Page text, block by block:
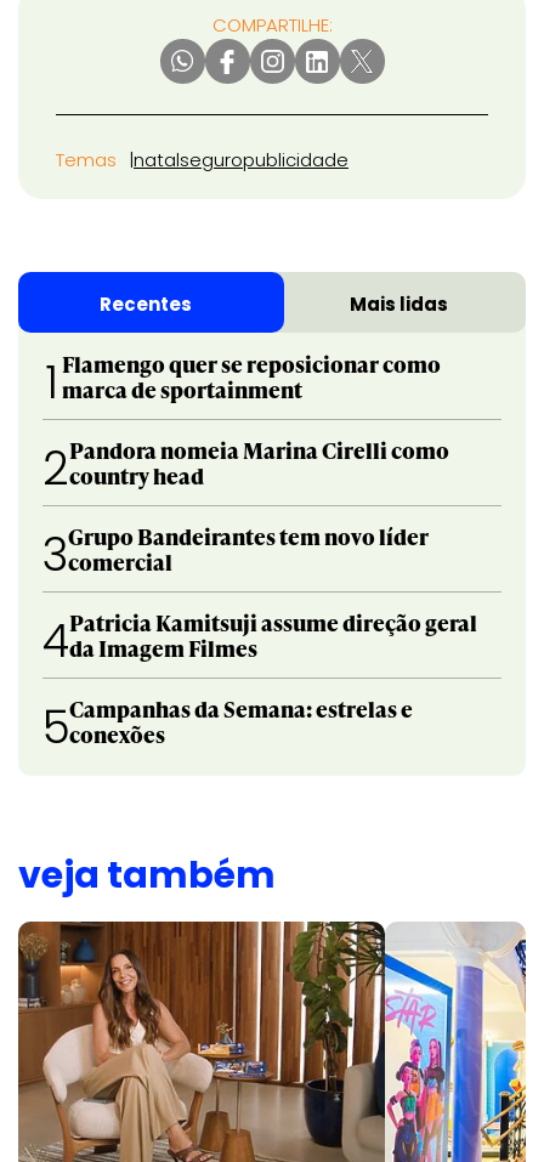
COMPARTILHE:
Temas natalseguropublicidade
Recentes Mais lidas
1 Flamengo quer se reposicionar como
marca de sportainment
2Pandora nomeia Marina Cirelli como
country head
3Grupo Bandeirantes tem novo líder
comercial
4Patricia Kamitsuji assume direção geral
da Imagem Filmes
5Campanhas da Semana: estrelas e
conexões
veja também